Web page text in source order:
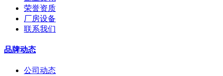
荣誉资质
厂房设备
联系我们
品牌动态
公司动态